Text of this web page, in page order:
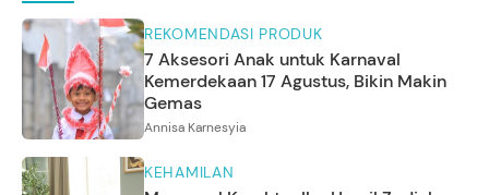
REKOMENDASI PRODUK
7 Aksesori Anak untuk Karnaval
Kemerdekaan 17 Agustus, Bikin Makin
Gemas
Annisa Karnesyia
KEHAMILAN